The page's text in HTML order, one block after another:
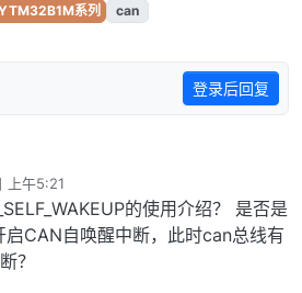
系列
can
登录后回复
上午5:21
的使用介绍？ 是否是
CAN自唤醒中断，此时can总线有
？